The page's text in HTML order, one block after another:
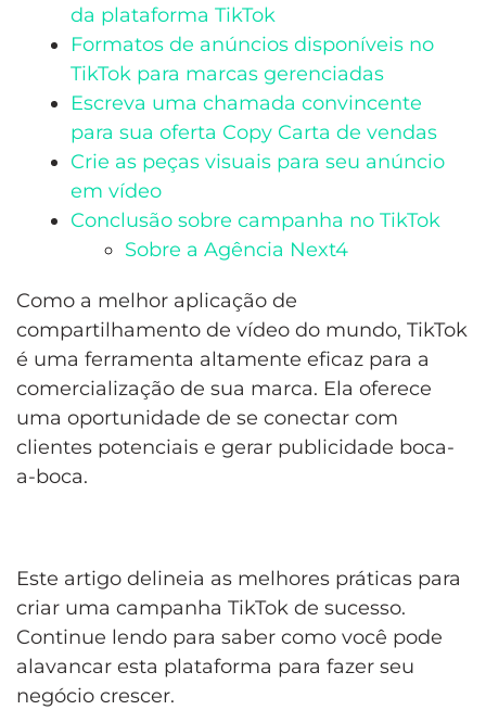
da plataforma TikTok
Formatos de anúncios disponíveis no
TikTok para marcas gerenciadas
Escreva uma chamada convincente
para sua oferta Copy Carta de vendas
Crie as peças visuais para seu anúncio
em vídeo
Conclusão sobre campanha no TikTok
Sobre a Agência Next4
Como a melhor aplicação de
compartilhamento de vídeo do mundo, TikTok
é uma ferramenta altamente eficaz para a
comercialização de sua marca. Ela oferece
uma oportunidade de se conectar com
clientes potenciais e gerar publicidade boca-
a-boca.
Este artigo delineia as melhores práticas para
criar uma campanha TikTok de sucesso.
Continue lendo para saber como você pode
alavancar esta plataforma para fazer seu
negócio crescer.